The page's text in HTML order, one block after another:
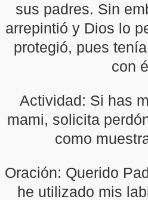
sus padres. Sin
arrepintió y Dios lo
protegió, pues
con
Actividad: Si has
mami, solicita
como
Oración: Querido
he utilizado mis